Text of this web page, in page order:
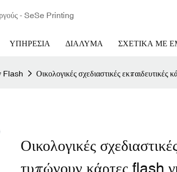
- SeSe Printing
ΥΠΗΡΕΣΊΑ ΔΙΆΛΥΜΑ ΣΧΕΤΙΚΆ ΜΕ
Flash Οικολογικές σχεδιαστικές
Οικολογικές
τυπώνουν κάρτες flash